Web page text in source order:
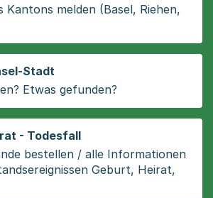
Kantons melden (Basel, Riehen,
Stadt
Etwas gefunden?
- Todesfall
bestellen / alle Informationen
Geburt, Heirat,